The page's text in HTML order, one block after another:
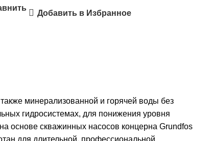
Добавить в Избранное
минерализованной и горячей воды без
гидросистемах, для понижения уровня
основе скважинных насосов концерна Grundfos